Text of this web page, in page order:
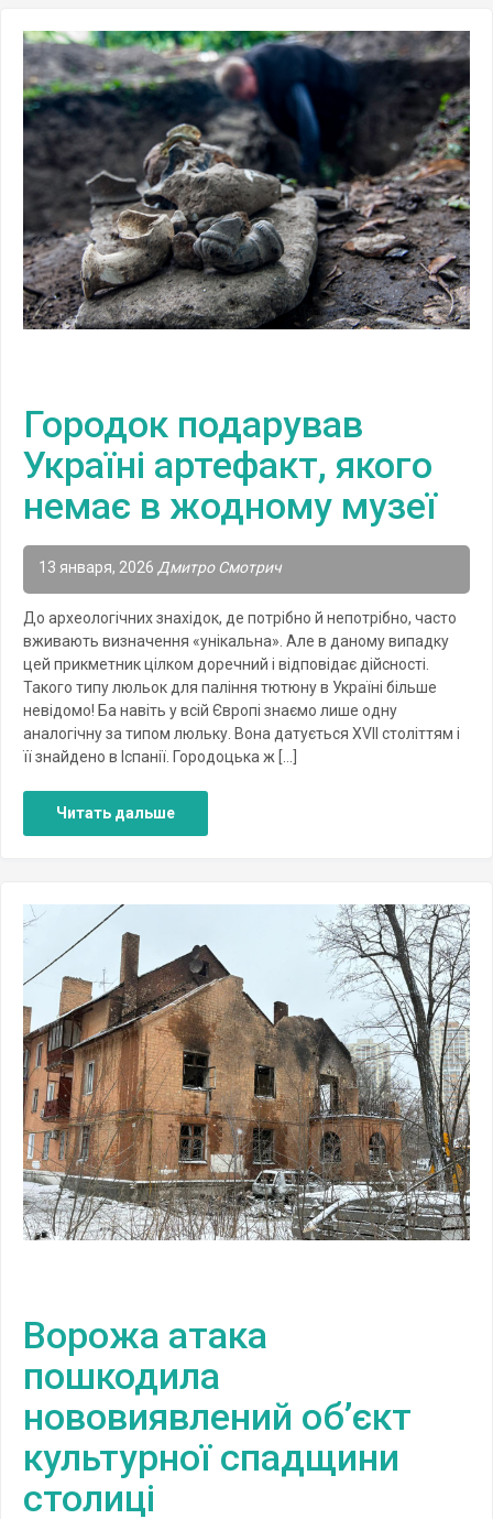
Городок подарував
Україні артефакт, якого
немає в жодному музеї
13 января, 2026 Дмитро Смотрич
До археологічних знахідок, де потрібно й непотрібно, часто
вживають визначення «унікальна». Але в даному випадку
цей прикметник цілком доречний і відповідає дійсності.
Такого типу люльок для паління тютюну в Україні більше
невідомо! Ба навіть у всій Європі знаємо лише одну
аналогічну за типом люльку. Вона датується XVII століттям і
її знайдено в Іспанії. Городоцька ж […]
Читать дальше
Ворожа атака
пошкодила
нововиявлений об’єкт
культурної спадщини
столиці